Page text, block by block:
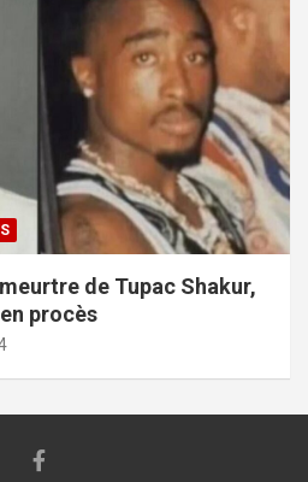
de Tupac Shakur,
procès